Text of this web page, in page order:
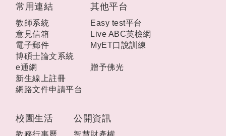
校園生活 公開資訊
常用連結
教師系統
意見信箱
電子郵件
博碩士論文系統
e通網
新生線上註冊
網路文件申請平台
其他平台
Easy test平台
Live ABC英檢網
MyET口說訓練
贈予佛光